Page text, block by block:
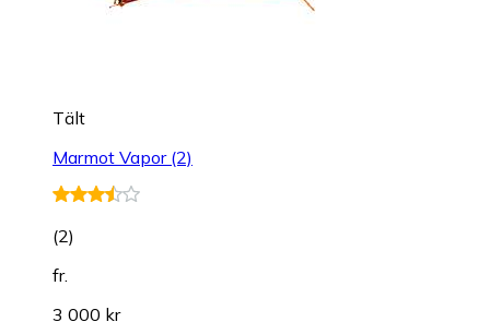
Tält
Marmot Vapor (2)
(2)
fr.
3 000 kr